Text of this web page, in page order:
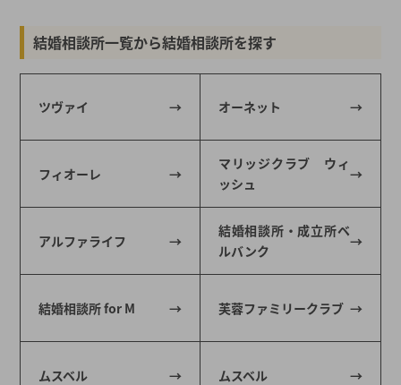
結婚相談所一覧から結婚相談所を探す
ツヴァイ オーネット
フィオーレ
マリッジクラブ ウィ
ッシュ
アルファライフ
結婚相談所・成立所ベ
ルバンク
結婚相談所 for M 芙蓉ファミリークラブ
ムスベル ムスベル